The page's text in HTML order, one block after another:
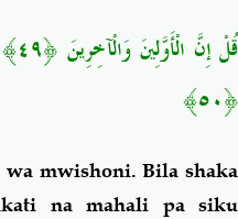
﴿٥٠﴾
mwishoni. Bila shaka
na mahali pa siku